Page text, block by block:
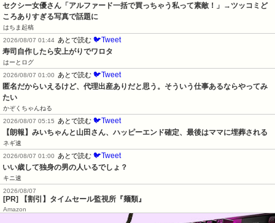
セクシー女優さん「アルファード一括で買っちゃう私って素敵！」→ツッコミど
ころありすぎる写真で話題に
はちま起稿
2026/08/07 01:44 あとで読む 🐦Tweet
寿司自作したら安上がりでワロタ
はーとログ
2026/08/07 01:00
あとで読む 🐦Tweet
匿名だからいえるけど、代理出産ありだと思う。そういう仕事あるならやってみ
たい
かぞくちゃんねる
2026/08/07 05:15
あとで読む 🐦Tweet
【朗報】みいちゃんと山田さん、ハッピーエンド確定、最後はママに埋葬される
ネギ速
2026/08/07 01:00
あとで読む 🐦Tweet
いい歳して独身の男の人いるでしょ？
キニ速
2026/08/07
[PR] 【割引】タイムセール監視所『麺類』
Amazon